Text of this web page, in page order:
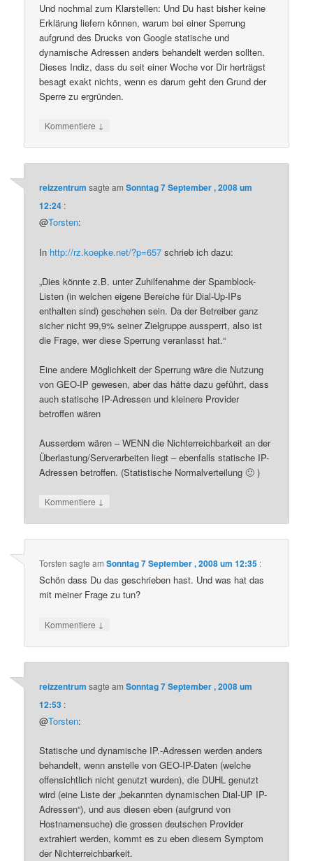
Und nochmal zum Klarstellen: Und Du hast bisher keine
Erklärung liefern können, warum bei einer Sperrung
aufgrund des Drucks von Google statische und
dynamische Adressen anders behandelt werden sollten.
Dieses Indiz, dass du seit einer Woche vor Dir herträgst
besagt exakt nichts, wenn es darum geht den Grund der
Sperre zu ergründen.
Kommentiere ↓
reizzentrum sagte amSonntag 7 September , 2008 um
12:24 :
@Torsten:
In http://rz.koepke.net/?p=657 schrieb ich dazu:
„Dies könnte z.B. unter Zuhilfenahme der Spamblock-
Listen (in welchen eigene Bereiche für Dial-Up-IPs
enthalten sind) geschehen sein. Da der Betreiber ganz
sicher nicht 99,9% seiner Zielgruppe aussperrt, also ist
die Frage, wer diese Sperrung veranlasst hat.“
Eine andere Möglichkeit der Sperrung wäre die Nutzung
von GEO-IP gewesen, aber das hätte dazu geführt, dass
auch statische IP-Adressen und kleinere Provider
betroffen wären
Ausserdem wären – WENN die Nichterreichbarkeit an der
Überlastung/Serverarbeiten liegt – ebenfalls statische IP-
Adressen betroffen. (Statistische Normalverteilung 🙂 )
Kommentiere ↓
Torsten sagte amSonntag 7 September , 2008 um 12:35 :
Schön dass Du das geschrieben hast. Und was hat das
mit meiner Frage zu tun?
Kommentiere ↓
reizzentrum sagte amSonntag 7 September , 2008 um
12:53 :
@Torsten:
Statische und dynamische IP.-Adressen werden anders
behandelt, wenn anstelle von GEO-IP-Daten (welche
offensichtlich nicht genutzt wurden), die DUHL genutzt
wird (eine Liste der „bekannten dynamischen Dial-UP IP-
Adressen“), und aus diesen eben (aufgrund von
Hostnamensuche) die grossen deutschen Provider
extrahiert werden, kommt es zu eben diesem Symptom
der Nichterreichbarkeit.